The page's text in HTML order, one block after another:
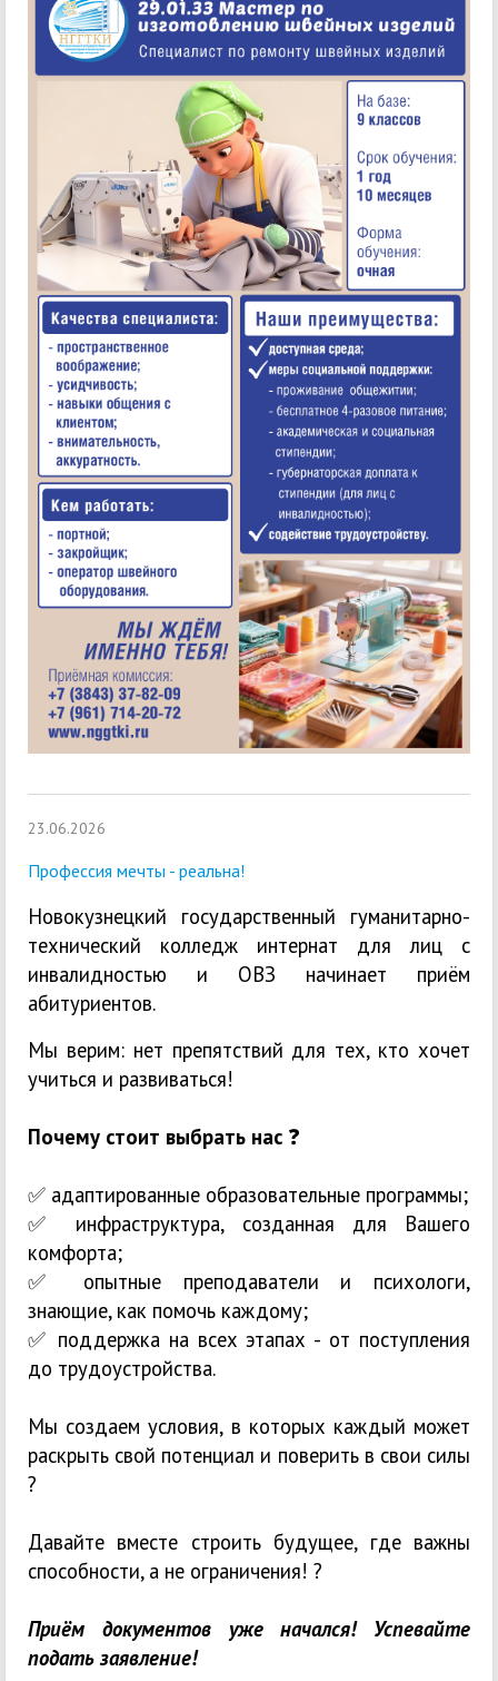
23.06.2026
Профессия мечты - реальна!
Новокузнецкий государственный гуманитарно-
технический колледж интернат для лиц с
инвалидностью и ОВЗ начинает приём
абитуриентов.
Мы верим: нет препятствий для тех, кто хочет
учиться и развиваться!
Почему стоит выбрать нас ❓️
✅️ адаптированные образовательные программы;
✅️ инфраструктура, созданная для Вашего
комфорта;
✅️ опытные преподаватели и психологи,
знающие, как помочь каждому;
✅️ поддержка на всех этапах - от поступления
до трудоустройства.
Мы создаем условия, в которых каждый может
раскрыть свой потенциал и поверить в свои силы
?
Давайте вместе строить будущее, где важны
способности, а не ограничения! ?
Приём документов уже начался! Успевайте
подать заявление!